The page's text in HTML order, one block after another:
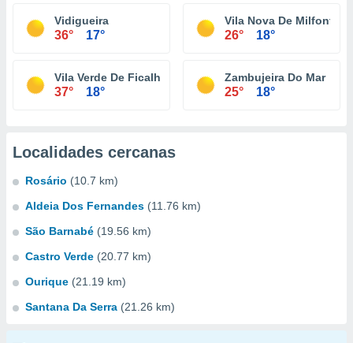
Vidigueira
36° 17°
Vila Nova De Milfontes
26° 18°
Vila Verde De Ficalho
37° 18°
Zambujeira Do Mar
25° 18°
Localidades cercanas
Rosário (10.7 km)
Aldeia Dos Fernandes (11.76 km)
São Barnabé (19.56 km)
Castro Verde (20.77 km)
Ourique (21.19 km)
Santana Da Serra (21.26 km)